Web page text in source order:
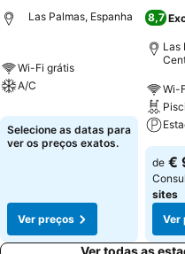
Las Palmas, Espanha
Wi-Fi grátis
A/C
Selecione as datas para
ver os preços exatos.
Ver preços
8,7
Las
Wi-
de €
sites
Ver
Ver todas as